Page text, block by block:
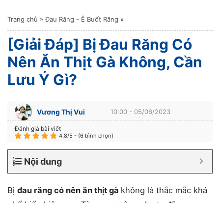
Trang chủ »Đau Răng - Ê Buốt Răng »
[Giải Đáp] Bị Đau Răng Có
Nên Ăn Thịt Gà Không, Cần
Lưu Ý Gì?
Vương Thị Vui 10:00 - 05/06/2023
Đánh giá bài viết
4.8/5 - (6 bình chọn)
Nội dung
Bị đau răng có nên ăn thịt gà không là thắc mắc khá